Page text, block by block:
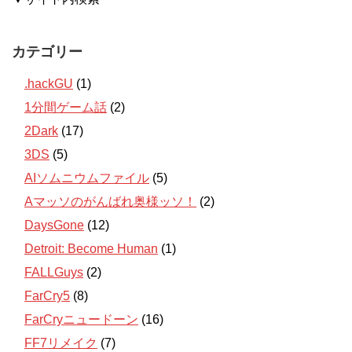
カテゴリー
.hackGU (1)
1分間ゲーム話 (2)
2Dark (17)
3DS (5)
AIソムニウムファイル (5)
Aマッソのがんばれ奥様ッソ！
(2)
DaysGone (12)
Detroit: Become Human (1)
FALLGuys (2)
FarCry5 (8)
FarCryニュードーン (16)
FF7リメイク (7)